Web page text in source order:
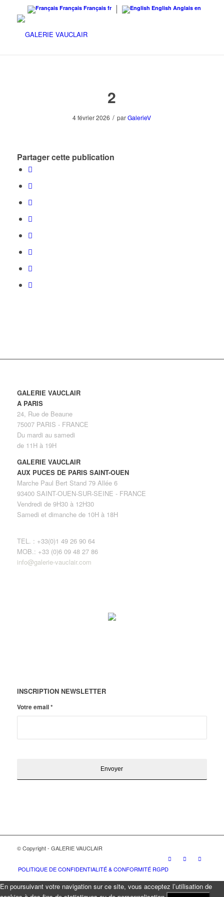
Français Français fr English Anglais en
2
4 février 2026 / parGalerieV
Partager cette publication
GALERIE VAUCLAIR
A PARIS
24, Rue de Beaune
75007 PARIS - FRANCE
Du mardi au samedi
de 11H à 19H
GALERIE VAUCLAIR
AUX PUCES DE PARIS SAINT-OUEN
Marche Paul Bert Stand 79 Allée 6
93400 SAINT-OUEN-SUR-SEINE - FRANCE
Vendredi de 9H30 à 12H30
Samedi et dimanche de 10H à 18H
TEL. : +33(0)1 49 26 90 64
MOB.: +33 (0)6 09 48 27 86
info@galerie-vauclair.com
INSCRIPTION NEWSLETTER
Votre email*
© Copyright - GALERIE VAUCLAIR
POLITIQUE DE CONFIDENTIALITÉ & CONFORMITÉ RGPD
En poursuivant votre navigation sur ce site, vous acceptez l’utilisation de